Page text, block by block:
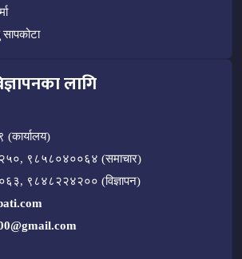
सापकोटा
लागि
९८५८०४००६४ (समाचार)
९८४८२२४२०० (विज्ञापन)